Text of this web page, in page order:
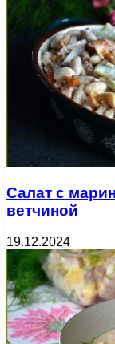
Салат с
ветчиной
19.12.2024